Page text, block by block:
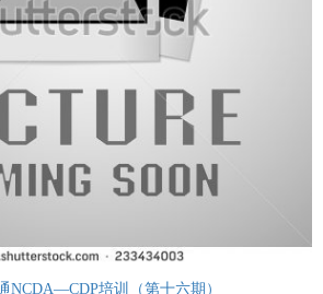
NCDA—CDP培训（第十六期）